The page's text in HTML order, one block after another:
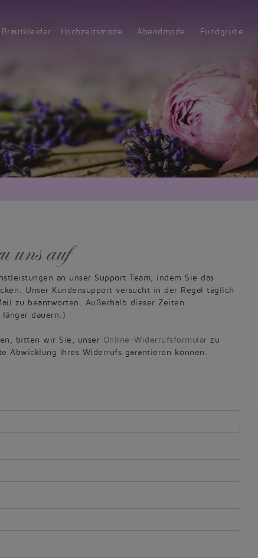
Brautkleider Hochzeitsmode Abendmode Fundgrube
auf
an unser Support Team, indem Sie das
Unser Kundensupport versucht in der Regel täglich
zu beantworten. Außerhalb dieser Zeiten
dauern.)
bitten wir Sie, unser Online-Widerrufsformular zu
Abwicklung Ihres Widerrufs garantieren können.